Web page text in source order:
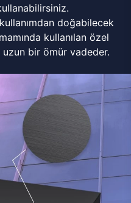
doğabilecek
kullanılan özel
bir ömür vadeder.